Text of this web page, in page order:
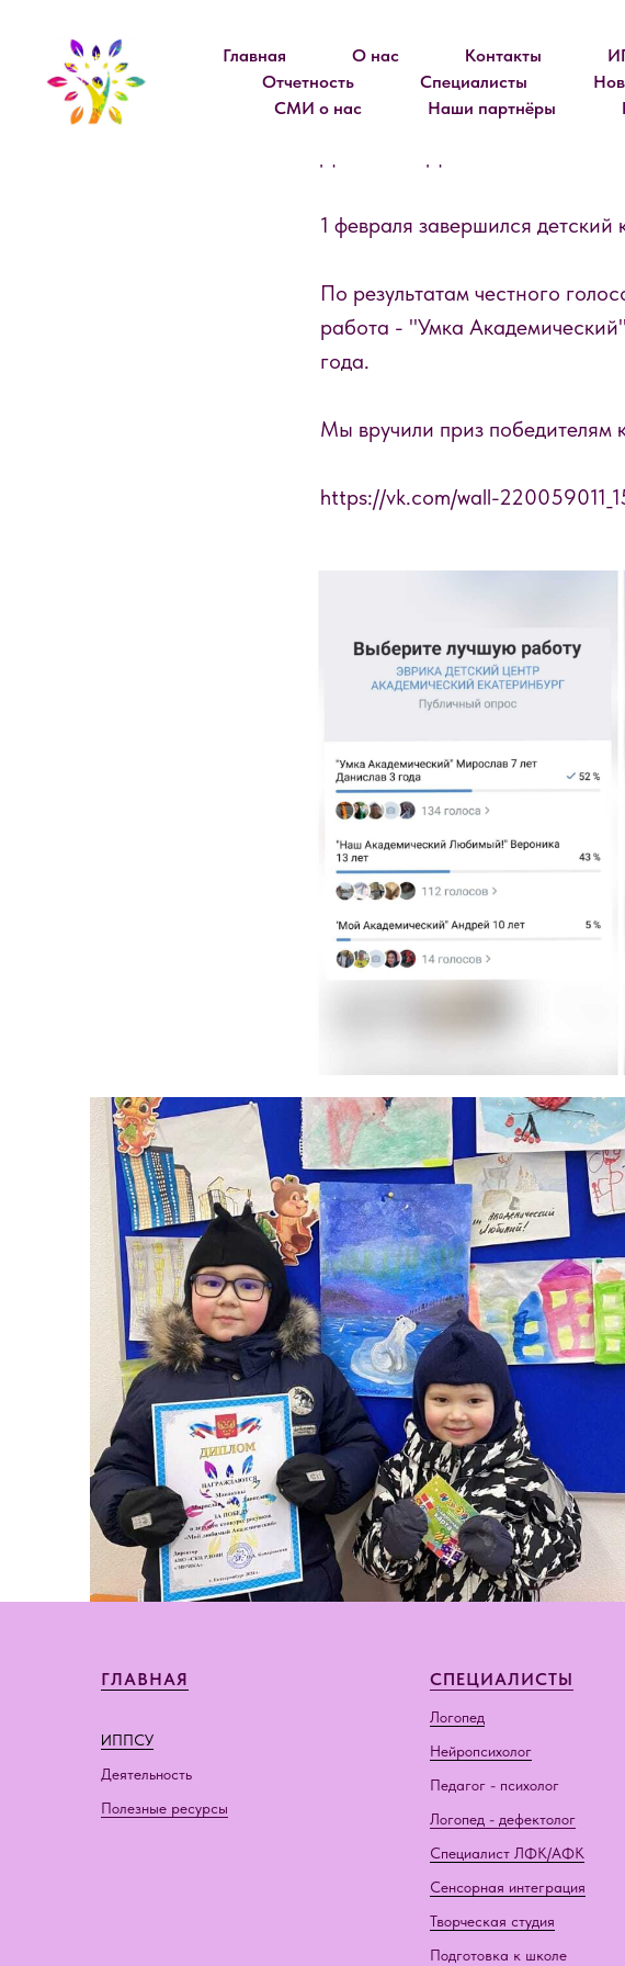
Главная О нас Контакты
Отчетность
Специалисты
СМИ о нас
Наши партнёры
1 февраля завершился
По результатам честного
работа - "Умка
года.
Мы вручили приз победителям
https://vk.com/wall-
ГЛАВНАЯ
ИППСУ
Деятельность
Полезные ресурсы
СПЕЦИАЛИСТЫ
Логопед
Нейропсихолог
Педагог - психолог
Логопед - дефектолог
Специалист ЛФК/АФК
Сенсорная интеграция
Творческая студия
Подготовка к школе